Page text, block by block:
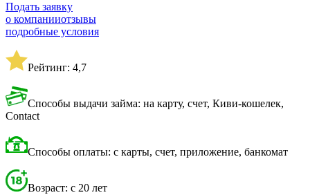
Подать заявку
о компанииотзывы
подробные условия
Рейтинг: 4,7
Способы выдачи займа: на карту, счет, Киви-кошелек,
Contact
Способы оплаты: с карты, счет, приложение, банкомат
Возраст: с 20 лет